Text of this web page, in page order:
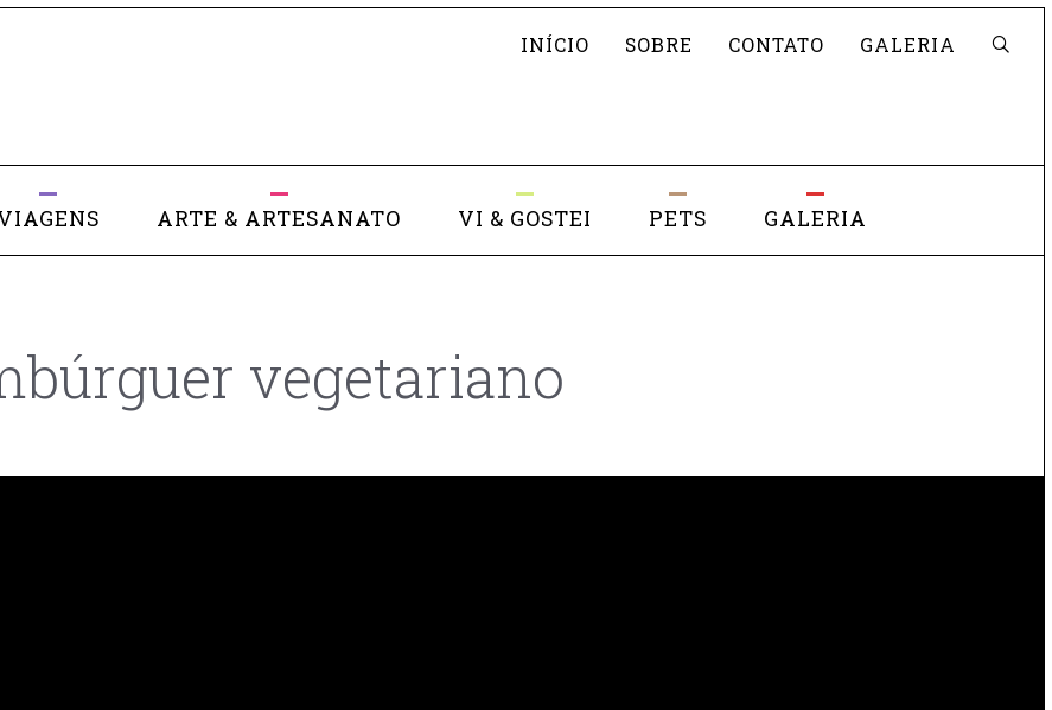
Pesquisar
INÍCIO
SOBRE CONTATO GALERIA
ARTE & ARTESANATO VI & GOSTEI PETS GALERIA
vegetariano